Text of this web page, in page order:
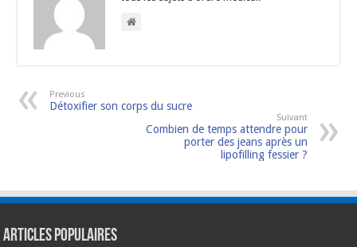
Previous
Détoxifier son corps du sucre
Suivant
Combien de temps attendre pour
porter des jeans après un
lipofilling fessier ?
Articles populaires